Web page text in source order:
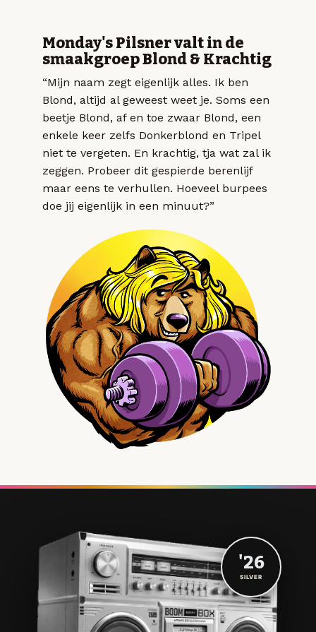
Monday's Pilsner valt in de
smaakgroep Blond & Krachtig
“Mijn naam zegt eigenlijk alles. Ik ben
Blond, altijd al geweest weet je. Soms een
beetje Blond, af en toe zwaar Blond, een
enkele keer zelfs Donkerblond en Tripel
niet te vergeten. En krachtig, tja wat zal ik
zeggen. Probeer dit gespierde berenlijf
maar eens te verhullen. Hoeveel burpees
doe jij eigenlijk in een minuut?”
'26
SILVER